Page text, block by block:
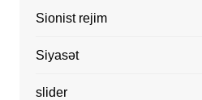
Sionist rejim
Siyasət
slider